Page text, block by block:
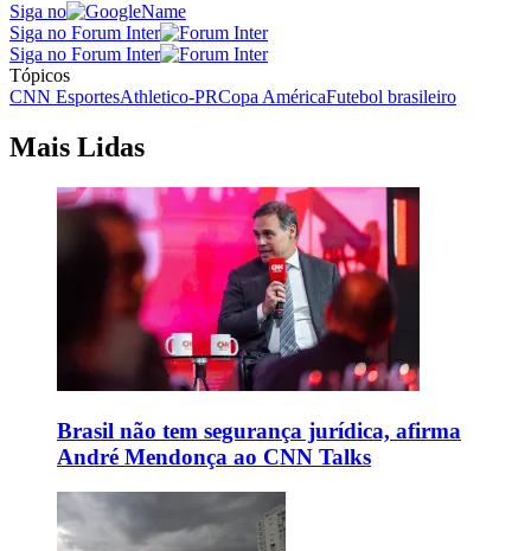
Siga no
Siga no Forum Inter
Siga no Forum Inter
Tópicos
CNN EsportesAthletico-PRCopa AméricaFutebol brasileiro
Mais Lidas
Brasil não tem segurança jurídica, afirma
André Mendonça ao CNN Talks